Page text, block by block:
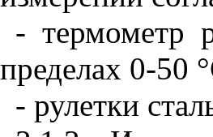
- термометр
пределах 0-50
- рулетки